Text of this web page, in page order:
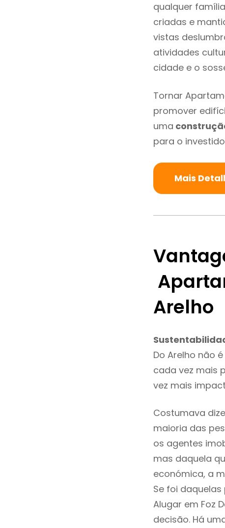
qualquer
criadas e
vistas
atividades
cidade e o
Tornar
promover
uma
para o
Mais
Arelho
Do Arelho não
cada vez mais
vez mais
Costumava
maioria das
os agentes
mas daquela
económica, a
Se foi
Alugar em Foz
decisão. Há